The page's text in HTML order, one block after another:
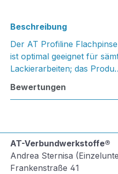
Beschreibung
Der AT Profiline
ist optimal geeignet für
Lackierarbeiten; das
Bewertungen
AT-Verbundwerkstoffe®
Andrea Sternisa
Frankenstraße 41